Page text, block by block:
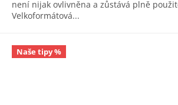
není nijak ovlivněna a zůstává plně
Velkoformátová...
Naše tipy %